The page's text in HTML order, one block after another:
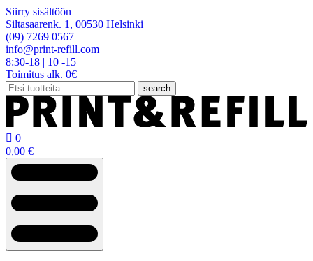
Siirry sisältöön
Siltasaarenk. 1, 00530 Helsinki
(09) 7269 0567
info@print-refill.com
8:30-18 | 10 -15
Toimitus alk. 0€
Etsi:
search
 0
0,00 €